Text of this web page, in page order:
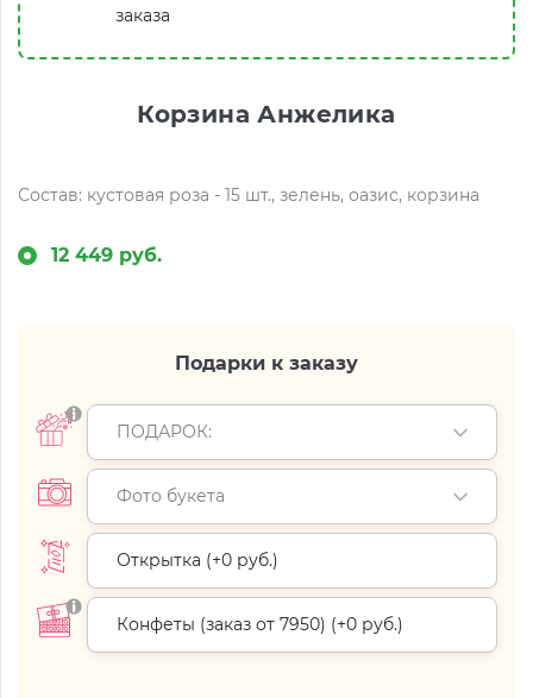
заказа
Корзина Анжелика
Состав: кустовая роза - 15 шт., зелень, оазис, корзина
12 449 руб.
Подарки к заказу
ПОДАРОК:
Фото букета
Открытка (+0 руб.)
Конфеты (заказ от 7950) (+0 руб.)